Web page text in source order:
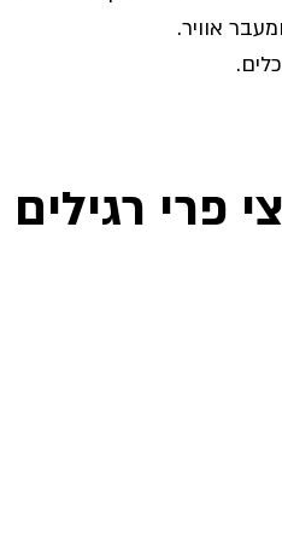
אוויר.
פרי רגילים